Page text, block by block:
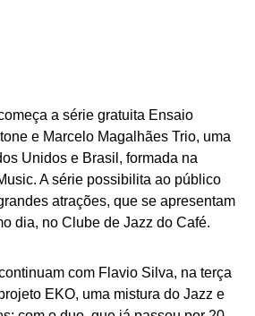
a série gratuita Ensaio
e Marcelo Magalhães Trio, uma
Unidos e Brasil, formada na
A série possibilita ao público
atrações, que se apresentam
dia, no Clube de Jazz do Café.
com Flavio Silva, na terça
EKO, uma mistura do Jazz e